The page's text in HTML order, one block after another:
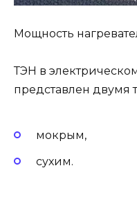
Мощность
ТЭН в
представлен двумя
мокрым,
сухим.